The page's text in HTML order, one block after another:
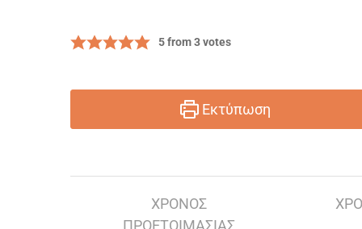
5from3votes
Εκτύπωση
ΧΡΌΝΟΣ
ΠΡΟΕΤΟΙΜΑΣΊΑΣ